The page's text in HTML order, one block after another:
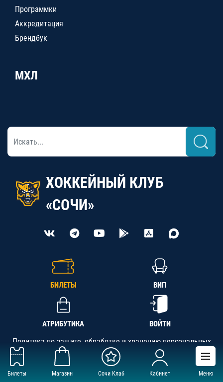
Билеты Магазин Сочи Клаб Кабинет Меню
Программки
Аккредитация
Брендбук
МХЛ
ХОККЕЙНЫЙ КЛУБ
«СОЧИ»
БИЛЕТЫ ВИП
АТРИБУТИКА ВОЙТИ
Политика по защите, обработке и хранению персональных
данных
АНО «СК «Кубань-Регион», ОГРН 1142300002349,